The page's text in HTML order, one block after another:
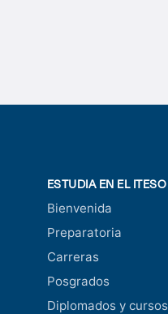
ESTUDIA EN EL ITESO
Bienvenida
Preparatoria
Carreras
Posgrados
Diplomados y cursos